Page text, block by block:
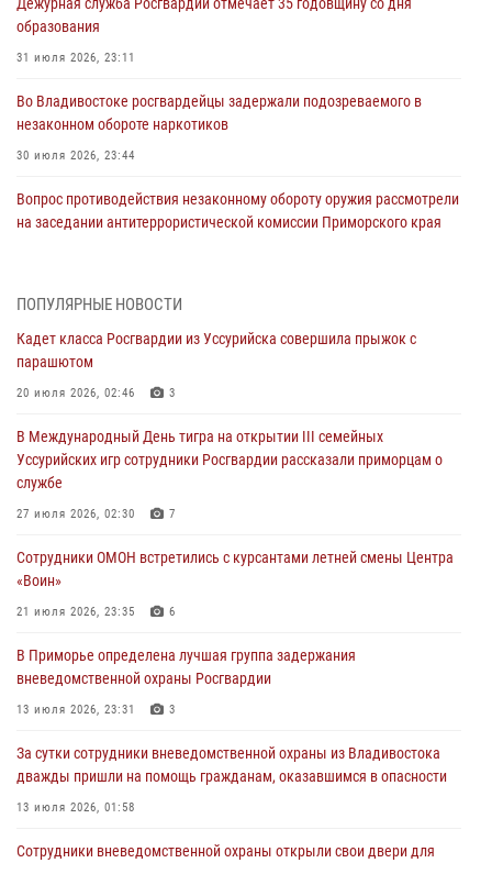
образования
31 июля 2026, 23:11
Во Владивостоке росгвардейцы задержали подозреваемого в
незаконном обороте наркотиков
30 июля 2026, 23:44
Вопрос противодействия незаконному обороту оружия рассмотрели
на заседании антитеррористической комиссии Приморского края
Во Владивостоке во дворе жилого дома сотрудники
29 июля 2026, 01:17
В День Крещения Руси в Князь-Владимирском храме – Главном
ходом
28 июля 2026, 10:29 3
Росгвардейцы в Приморье приняли участие в молебне,
28 июля 2026, 05:39
В Международный День тигра на открытии III семейных
службе
27 июля 2026, 02:30
ПОПУЛЯРНЫЕ НОВОСТИ
Кадет класса Росгвардии из Уссурийска совершила прыжок с
парашютом
20 июля 2026, 02:46 3
В Международный День тигра на открытии III семейных
Уссурийских игр сотрудники Росгвардии рассказали приморцам о
службе
27 июля 2026, 02:30 7
Сотрудники ОМОН встретились с курсантами летней смены Центра
«Воин»
21 июля 2026, 23:35 6
В Приморье определена лучшая группа задержания
вневедомственной охраны Росгвардии
13 июля 2026, 23:31 3
За сутки сотрудники вневедомственной охраны из Владивостока
дважды пришли на помощь гражданам, оказавшимся в опасности
13 июля 2026, 01:58
Сотрудники вневедомственной охраны открыли свои двери для